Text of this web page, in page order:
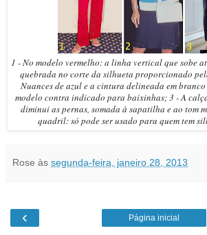
1 - No modelo vermelho: a linha vertical que sobe
quebrada no corte da silhueta proporcionado
Nuances de azul e a cintura delineada em
modelo contra indicado para baixinhas; 3 - A
diminui as pernas, somada à sapatilha e ao tom
quadril:só pode ser usado para quem tem
Rose às segunda-feira, janeiro 28, 2013
‹ Página inicial